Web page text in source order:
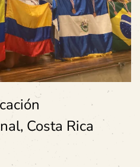
Costa Rica